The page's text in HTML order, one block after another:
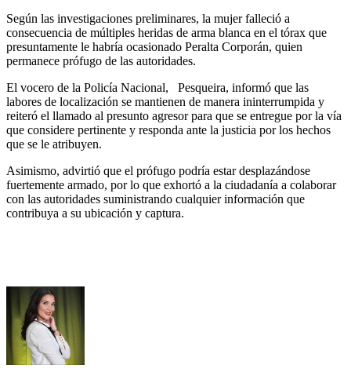
Según las investigaciones preliminares, la mujer falleció a
consecuencia de múltiples heridas de arma blanca en el tórax que
presuntamente le habría ocasionado Peralta Corporán, quien
permanece prófugo de las autoridades.
El vocero de la Policía Nacional, Pesqueira, informó que las
labores de localización se mantienen de manera ininterrumpida y
reiteró el llamado al presunto agresor para que se entregue por la vía
que considere pertinente y responda ante la justicia por los hechos
que se le atribuyen.
Asimismo, advirtió que el prófugo podría estar desplazándose
fuertemente armado, por lo que exhortó a la ciudadanía a colaborar
con las autoridades suministrando cualquier información que
contribuya a su ubicación y captura.